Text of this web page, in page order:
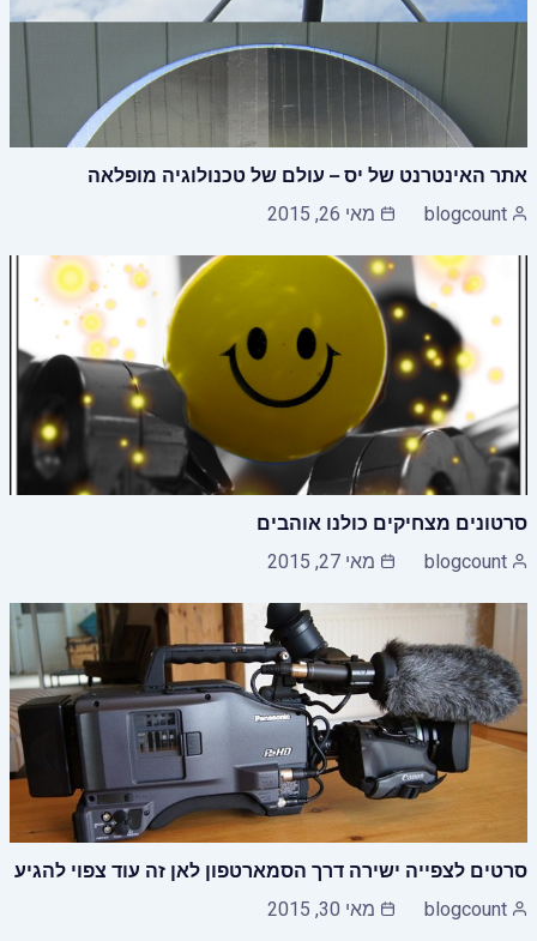
אתר האינטרנט של יס – עולם של טכנולוגיה מופלאה
blogcount מאי 26, 2015
סרטונים מצחיקים כולנו אוהבים
blogcount מאי 27, 2015
סרטים לצפייה ישירה דרך הסמארטפון לאן זה עוד צפוי להגיע
blogcount מאי 30, 2015